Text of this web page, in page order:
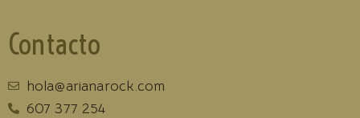
Contacto
hola@arianarock.com
607 377 254